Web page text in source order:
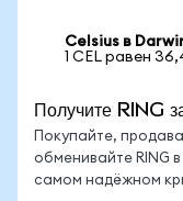
Celsius в
1 CEL равен
Получите RING
Покупайте,
обменивайте RING
самом надёжном